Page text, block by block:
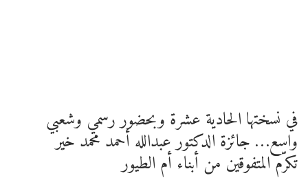
في نسختها الحادية عشرة وبحضور رسمي وشعبي
واسع… جائزة الدكتور عبدالله أحمد محمد خير
تكرّم المتفوقين من أبناء أم الطيور